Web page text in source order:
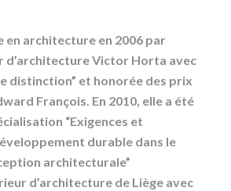
en architecture en 2006 par
d’architecture Victor Horta avec
distinction” et honorée des prix
François. En 2010, elle a été
“Exigences et
durable dans le
architecturale”
d’architecture de Liège avec